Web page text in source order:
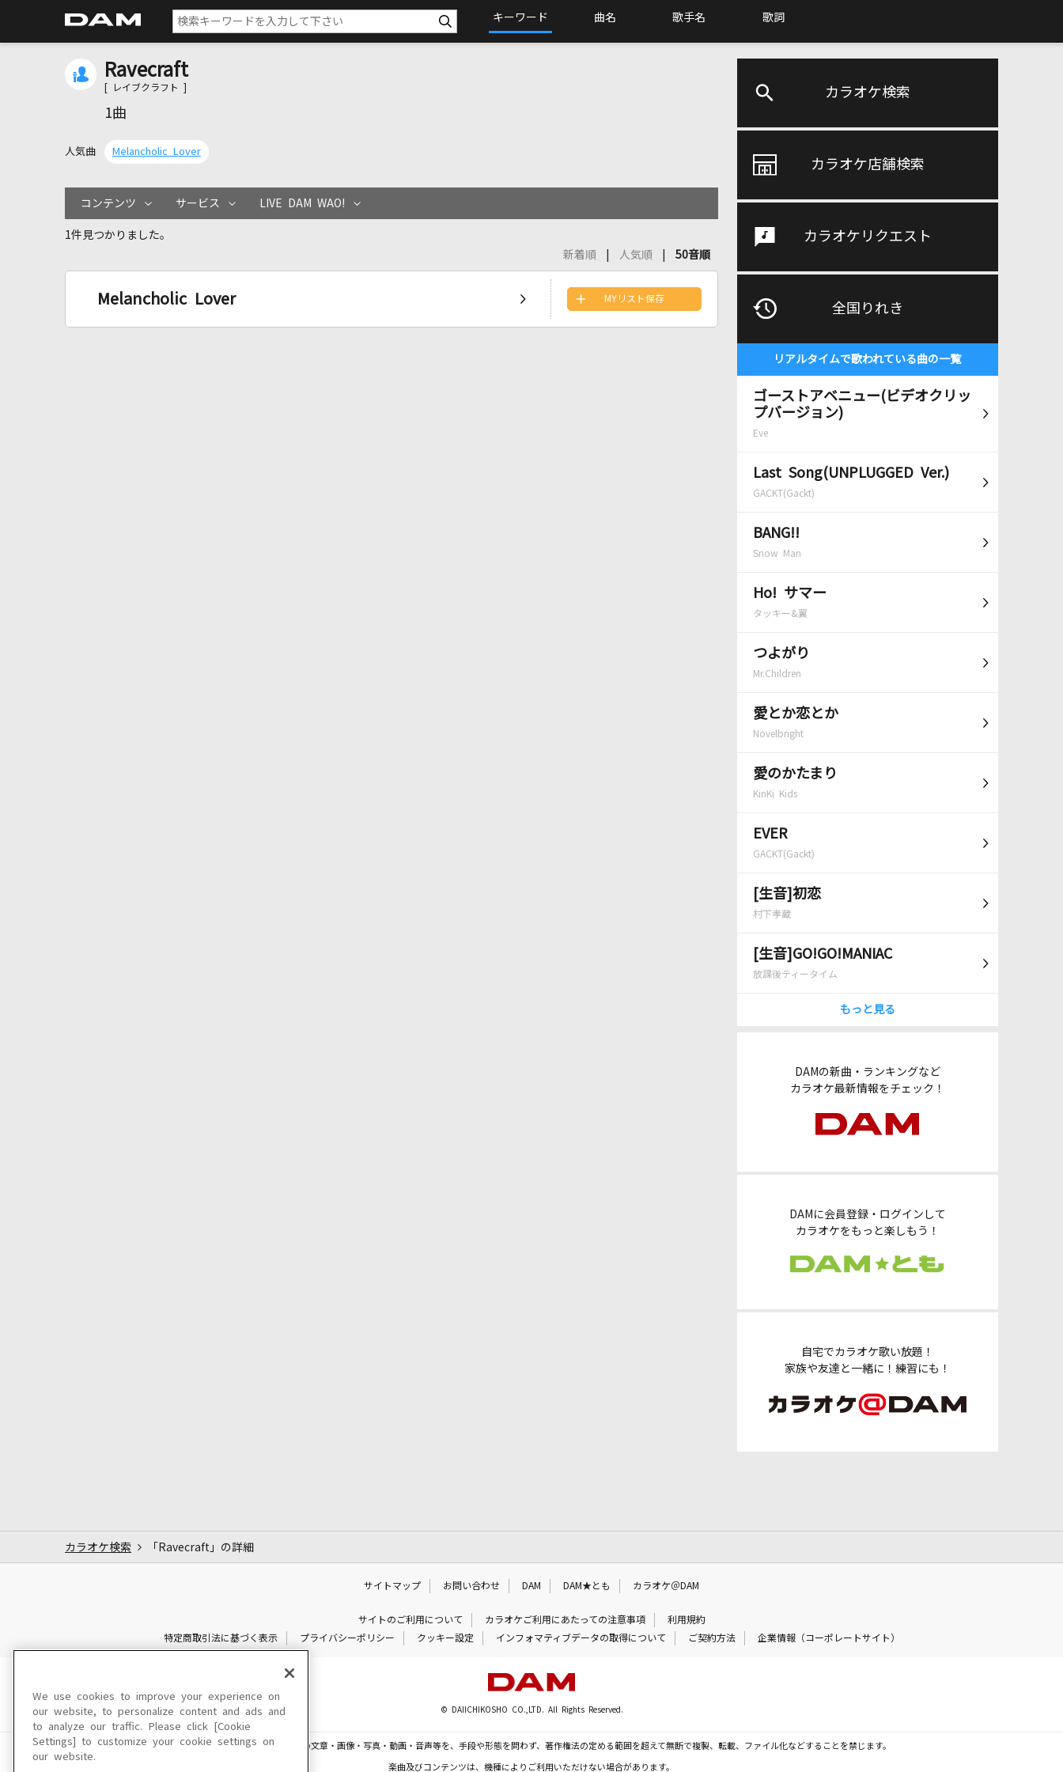
キーワード 曲名 歌手名 歌詞
カラオケ検索
カラオケ店舗検索
カラオケリクエスト
全国りれき
リアルタイムで歌われている曲の一覧
ゴーストアベニュー(ビデオクリッ
プバージョン)
Eve
Last Song(UNPLUGGED Ver.)
GACKT(Gackt)
BANG!!
Snow Man
Ho! サマー
タッキー&翼
つよがり
Mr.Children
愛とか恋とか
Novelbright
愛のかたまり
KinKi Kids
EVER
GACKT(Gackt)
[生音]初恋
村下孝蔵
[生音]GO!GO!MANIAC
放課後ティータイム
もっと見る
DAMの新曲・ランキングなど
カラオケ最新情報をチェック！
DAMに会員登録・ログインして
カラオケをもっと楽しもう！
自宅でカラオケ歌い放題！
家族や友達と一緒に！練習にも！
Ravecraft
[ レイブクラフト ]
1曲
人気曲 Melancholic Lover
コンテンツ サービス LIVE DAM WAO!
1件見つかりました。
新着順
人気順 50音順
Melancholic Lover MYリスト保存
カラオケ検索 「Ravecraft」の詳細
サイトマップ お問い合わせ DAM DAM★とも カラオケ＠DAM
サイトのご利用について カラオケご利用にあたっての注意事項
利用規約
特定商取引法に基づく表示
プライバシーポリシー クッキー設定 インフォマティブデータの取得について ご契約方法 企業情報（コーポレートサイト）
© DAIICHIKOSHO CO.,LTD. All Rights Reserved.
このサイトに掲載されている一切の文章・画像・写真・動画・音声等を、手段や形態を問わず、著作権法の定める範囲を超えて無断で複製、転載、ファイル化などすることを禁じます。
楽曲及びコンテンツは、機種によりご利用いただけない場合があります。
We use cookies to improve your experience on
our website, to personalize content and ads and
to analyze our traffic. Please click [Cookie
Settings] to customize your cookie settings on
our website.